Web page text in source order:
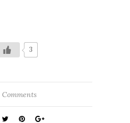
3
Comments